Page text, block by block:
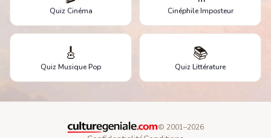
Quiz Cinéma Cinéphile Imposteur
🎸
Quiz Musique Pop
📚
Quiz Littérature
© 2001–2026